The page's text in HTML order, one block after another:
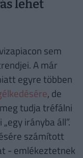
lehet
sem
A már
egyre többen
, de
tudja tréfálni
irányba áll”.
számított
- emlékeztetnek